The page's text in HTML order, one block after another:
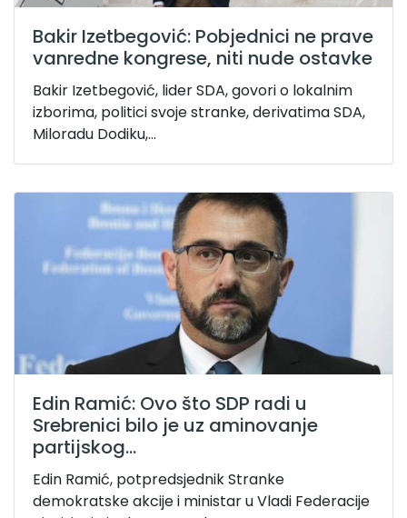
Bakir Izetbegović: Pobjednici ne prave
vanredne kongrese, niti nude ostavke
Bakir Izetbegović, lider SDA, govori o lokalnim
izborima, politici svoje stranke, derivatima SDA,
Miloradu Dodiku,...
Edin Ramić: Ovo što SDP radi u
Srebrenici bilo je uz aminovanje
partijskog...
Edin Ramić, potpredsjednik Stranke
demokratske akcije i ministar u Vladi Federacije